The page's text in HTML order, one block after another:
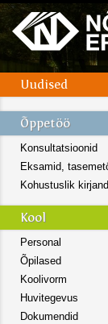
Konsultatsioonid
Eksamid,
Kohustuslik
Personal
Õpilased
Koolivorm
Huvitegevus
Dokumendid